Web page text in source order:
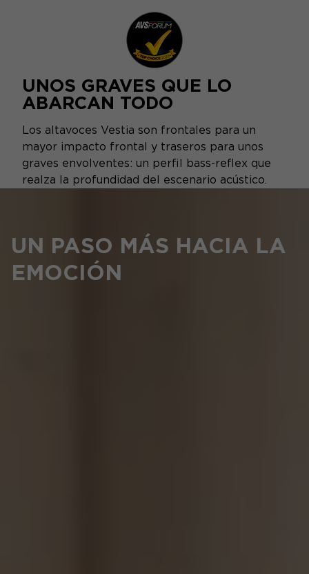
UNOS GRAVES QUE LO
ABARCAN TODO
Los altavoces Vestia son frontales para un
mayor impacto frontal y traseros para unos
graves envolventes: un perfil bass-reflex que
realza la profundidad del escenario acústico.
UN PASO MÁS HACIA LA
EMOCIÓN